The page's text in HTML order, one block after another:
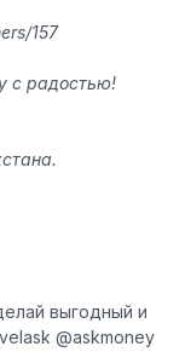
157
с радостью!
выгодный и
@askmoney